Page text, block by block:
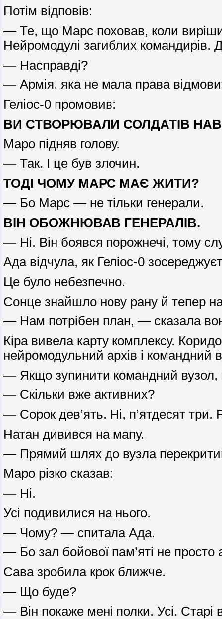
Потім відповів:
— Те, що Марс поховав, коли вирішив
Нейромодулі загиблих командирів.
— Насправді?
— Армія, яка не мала права
Геліос-0 промовив:
ВИ СТВОРЮВАЛИ СОЛДАТІВ
Маро підняв голову.
— Так. І це був злочин.
ТОДІ ЧОМУ МАРС МАЄ ЖИТИ?
— Бо Марс — не тільки генерали.
ВІН ОБОЖНЮВАВ ГЕНЕРАЛІВ.
— Ні. Він боявся порожнечі, тому
Ада відчула, як Геліос-0
Це було небезпечно.
Сонце знайшло нову рану й тепер
— Нам потрібен план, — сказала
Кіра вивела карту комплексу.
нейромодульний архів і командний
— Якщо зупинити командний вузол,
— Скільки вже активних?
— Сорок дев’ять. Ні, п’ятдесят три.
Натан дивився на мапу.
— Прямий шлях до вузла
Маро різко сказав:
— Ні.
Усі подивилися на нього.
— Чому? — спитала Ада.
— Бо зал бойової пам’яті не просто
Сава зробила крок ближче.
— Що буде?
— Він покаже мені полки. Усі.